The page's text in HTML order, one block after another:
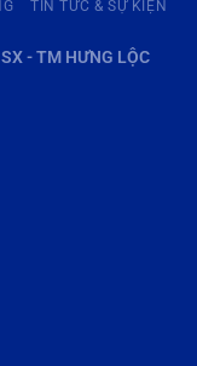
TIN TỨC & SỰ KIỆN
- TM HƯNG LỘC